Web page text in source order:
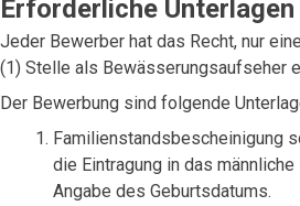
Erforderliche Unterlagen
Jeder Bewerber hat das Recht, nur
(1) Stelle als Bewässerungsaufseher
Der Bewerbung sind folgende
Familienstandsbescheinigung
die Eintragung in das
Angabe des Geburtsdatums.